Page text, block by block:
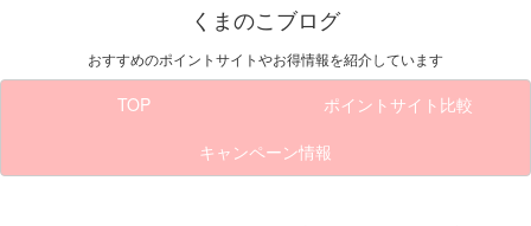
くまのこブログ
おすすめのポイントサイトやお得情報を紹介しています
TOP
ポイントサイト比較
キャンペーン情報